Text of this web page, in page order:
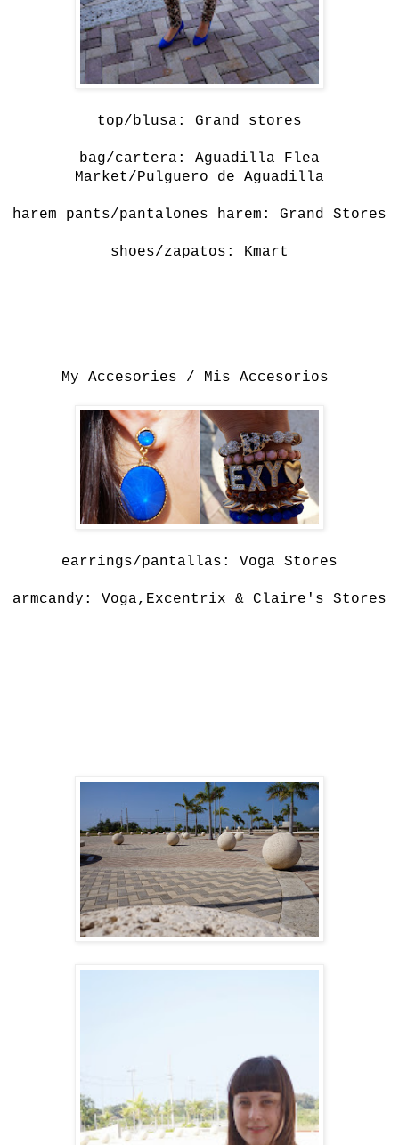
top/blusa: Grand stores
bag/cartera: Aguadilla Flea
Market/Pulguero de Aguadilla
harem pants/pantalones harem: Grand Stores
shoes/zapatos: Kmart
My Accesories / Mis Accesorios
earrings/pantallas: Voga Stores
armcandy: Voga,Excentrix & Claire's Stores